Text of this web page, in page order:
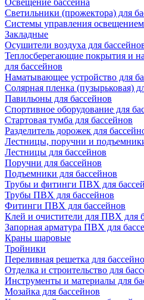
Освещение бассейна
Светильники (прожектора) для
Системы управления освещением
Закладные
Осушители воздуха для
Теплосберегающие покрытия и
для бассейнов
Наматывающее устройство для
Солярная пленка (пузырьковая)
Павильоны для бассейнов
Спортивное оборудование для
Стартовая тумба для бассейнов
Разделитель дорожек для
Лестницы, поручни и
Лестницы для бассейнов
Поручни для бассейнов
Подъемники для бассейнов
Трубы и фитинги ПВХ для
Трубы ПВХ для бассейнов
Фитинги ПВХ для бассейнов
Клей и очистители для ПВХ для
Запорная арматура ПВХ для
Краны шаровые
Тройники
Переливная решетка для
Отделка и строительство для
Инструменты и материалы для
Мозайка для бассейнов